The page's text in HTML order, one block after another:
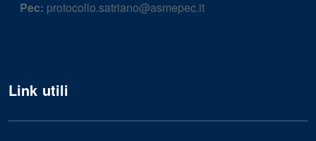
Pec: protocollo.satriano@asmepec.it
Link utili